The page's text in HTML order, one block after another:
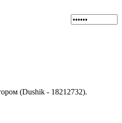
(Dushik - 18212732).